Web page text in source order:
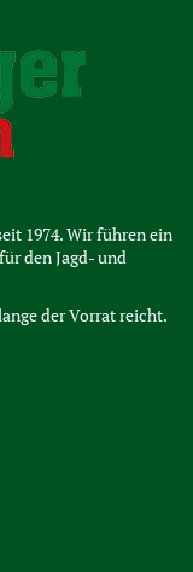
1974. Wir führen ein
den Jagd- und
der Vorrat reicht.